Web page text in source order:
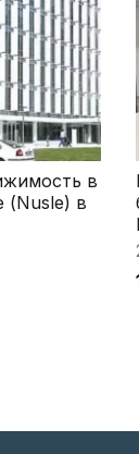
в
(Nusle) в